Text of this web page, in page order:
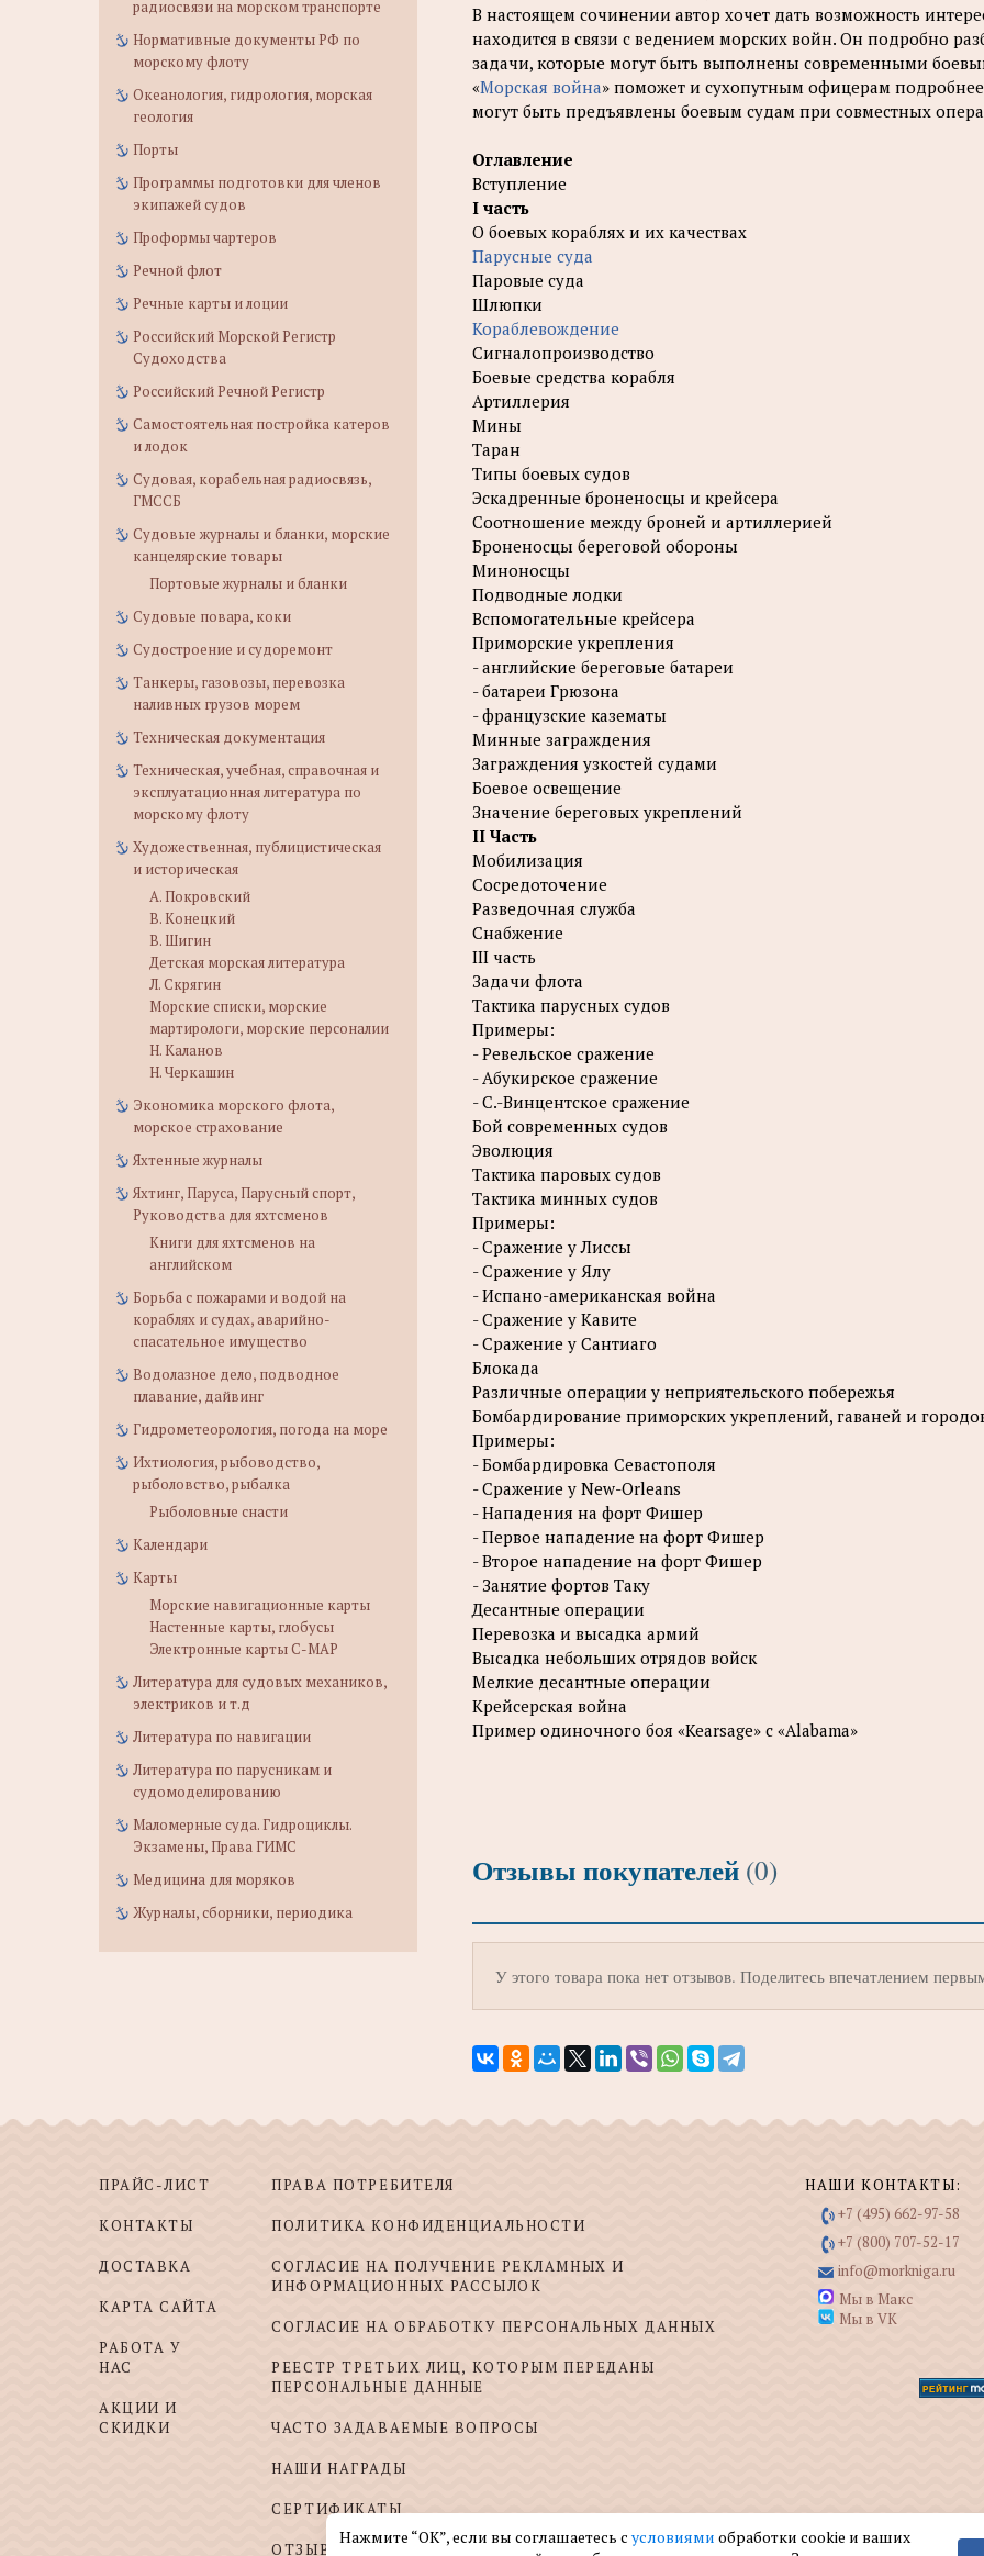
радиосвязи на морском транспорте
Нормативные документы РФ по
морскому флоту
Океанология, гидрология, морская
геология
Порты
Программы подготовки для членов
экипажей судов
Проформы чартеров
Речной флот
Речные карты и лоции
Российский Морской Регистр
Судоходства
Российский Речной Регистр
Самостоятельная постройка катеров
и лодок
Судовая, корабельная радиосвязь,
ГМССБ
Судовые журналы и бланки, морские
канцелярские товары
Портовые журналы и бланки
Судовые повара, коки
Судостроение и судоремонт
Танкеры, газовозы, перевозка
наливных грузов морем
Техническая документация
Техническая, учебная, справочная и
эксплуатационная литература по
морскому флоту
Художественная, публицистическая
и историческая
А. Покровский
В. Конецкий
В. Шигин
Детская морская литература
Л. Скрягин
Морские списки, морские
мартирологи, морские персоналии
Н. Каланов
Н. Черкашин
Экономика морского флота,
морское страхование
Яхтенные журналы
Яхтинг, Паруса, Парусный спорт,
Руководства для яхтсменов
Книги для яхтсменов на
английском
Борьба с пожарами и водой на
кораблях и судах, аварийно-
спасательное имущество
Водолазное дело, подводное
плавание, дайвинг
Гидрометеорология, погода на море
Ихтиология, рыбоводство,
рыболовство, рыбалка
Рыболовные снасти
Календари
Карты
Морские навигационные карты
Настенные карты, глобусы
Электронные карты C-MAP
Литература для судовых механиков,
электриков и т.д
Литература по навигации
Литература по парусникам и
судомоделированию
Маломерные суда. Гидроциклы.
Экзамены, Права ГИМС
Медицина для моряков
Журналы, сборники, периодика
В настоящем сочинении автор хочет дать возможность
находится в связи с ведением морских войн. Он подробно
задачи, которые могут быть выполнены современными
«Морская война» поможет и сухопутным офицерам
могут быть предъявлены боевым судам при совместных
Оглавление
Вступление
I часть
О боевых кораблях и их качествах
Парусные суда
Паровые суда
Шлюпки
Кораблевождение
Сигналопроизводство
Боевые средства корабля
Артиллерия
Мины
Таран
Типы боевых судов
Эскадренные броненосцы и крейсера
Соотношение между броней и артиллерией
Броненосцы береговой обороны
Миноносцы
Подводные лодки
Вспомогательные крейсера
Приморские укрепления
- английские береговые батареи
- батареи Грюзона
- французские казематы
Минные заграждения
Заграждения узкостей судами
Боевое освещение
Значение береговых укреплений
II Часть
Мобилизация
Сосредоточение
Разведочная служба
Снабжение
III часть
Задачи флота
Тактика парусных судов
Примеры:
- Ревельское сражение
- Абукирское сражение
- С.-Винцентское сражение
Бой современных судов
Эволюция
Тактика паровых судов
Тактика минных судов
Примеры:
- Сражение у Лиссы
- Сражение у Ялу
- Испано-американская война
- Сражение у Кавите
- Сражение у Сантиаго
Блокада
Различные операции у неприятельского побережья
Бомбардирование приморских укреплений, гаваней и
Примеры:
- Бомбардировка Севастополя
- Сражение у New-Orleans
- Нападения на форт Фишер
- Первое нападение на форт Фишер
- Второе нападение на форт Фишер
- Занятие фортов Таку
Десантные операции
Перевозка и высадка армий
Высадка небольших отрядов войск
Мелкие десантные операции
Крейсерская война
Пример одиночного боя «Kearsage» с «Alabama»
Отзывы покупателей (0)
У этого товара пока нет отзывов. Поделитесь впечатлением
ПРАЙС-ЛИСТ
КОНТАКТЫ
ДОСТАВКА
КАРТА САЙТА
РАБОТА У
НАС
АКЦИИ И
СКИДКИ
ПРАВА ПОТРЕБИТЕЛЯ
ПОЛИТИКА КОНФИДЕНЦИАЛЬНОСТИ
СОГЛАСИЕ НА ПОЛУЧЕНИЕ РЕКЛАМНЫХ И
ИНФОРМАЦИОННЫХ РАССЫЛОК
СОГЛАСИЕ НА ОБРАБОТКУ ПЕРСОНАЛЬНЫХ ДАННЫХ
РЕЕСТР ТРЕТЬИХ ЛИЦ, КОТОРЫМ ПЕРЕДАНЫ
ПЕРСОНАЛЬНЫЕ ДАННЫЕ
ЧАСТО ЗАДАВАЕМЫЕ ВОПРОСЫ
НАШИ НАГРАДЫ
СЕРТИФИКАТЫ
ОТЗЫВЫ И ПОЖЕЛАНИЯ
НАШИ КОНТАКТЫ:
+7 (495) 662-97-58
+7 (800) 707-52-17
info@morkniga.ru
Мы в Макс
Мы в VK
Нажмите “ОК”, если вы соглашаетесь с условиями обработки cookie и ваших